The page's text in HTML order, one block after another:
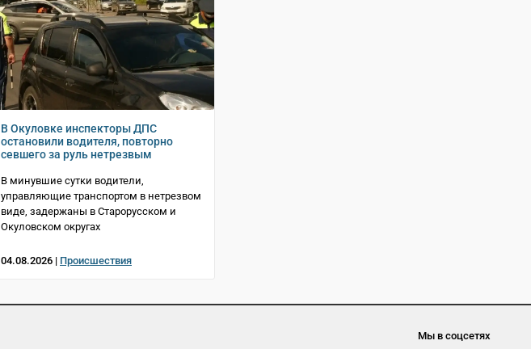
В Окуловке инспекторы ДПС
остановили водителя, повторно
севшего за руль нетрезвым
В минувшие сутки водители,
управляющие транспортом в нетрезвом
виде, задержаны в Старорусском и
Окуловском округах
04.08.2026 | Происшествия
Мы в соцсетях